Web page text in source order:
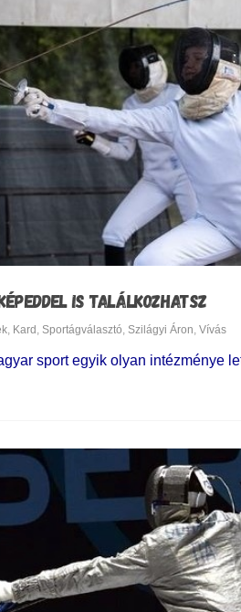
IS TALÁLKOZHATSZ
Kard Sportágválasztó Szilágyi Áron Vívás
sport egyik olyan intézménye